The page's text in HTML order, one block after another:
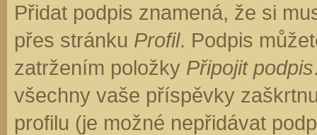
Přidat podpis znamená, že si
přes stránku Profil. Podpis
zatržením položky Připojit podpis
všechny vaše příspěvky
profilu (je možné nepřidávat